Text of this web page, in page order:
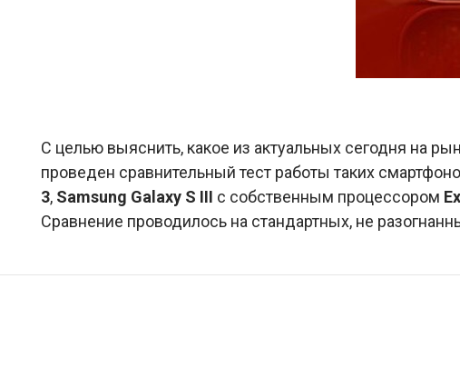
C целью выяснить, какое из актуальных сегодня на
проведен сравнительный тест работы таких
3, Samsung Galaxy S III с собственным процессором
Сравнение проводилось на стандартных, не